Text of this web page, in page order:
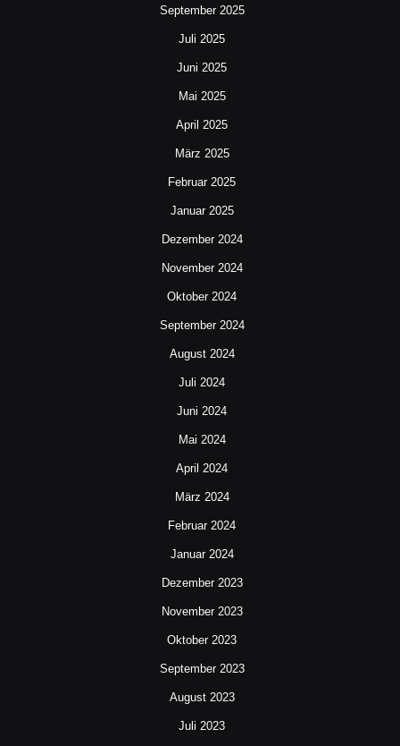
September 2025
Juli 2025
Juni 2025
Mai 2025
April 2025
März 2025
Februar 2025
Januar 2025
Dezember 2024
November 2024
Oktober 2024
September 2024
August 2024
Juli 2024
Juni 2024
Mai 2024
April 2024
März 2024
Februar 2024
Januar 2024
Dezember 2023
November 2023
Oktober 2023
September 2023
August 2023
Juli 2023